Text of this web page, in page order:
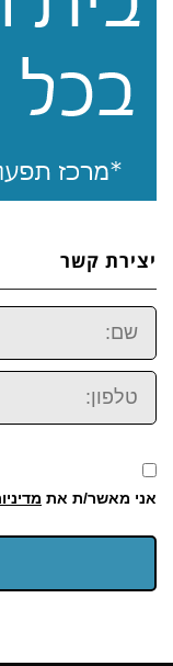
יצירת קשר
שם:
טלפון:
אני מאשר/ת את